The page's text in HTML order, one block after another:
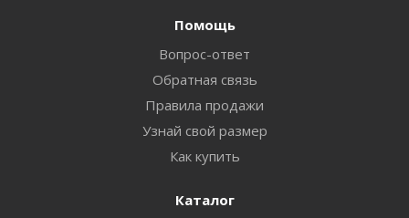
Помощь
Вопрос-ответ
Обратная связь
Правила продажи
Узнай свой размер
Как купить
Каталог